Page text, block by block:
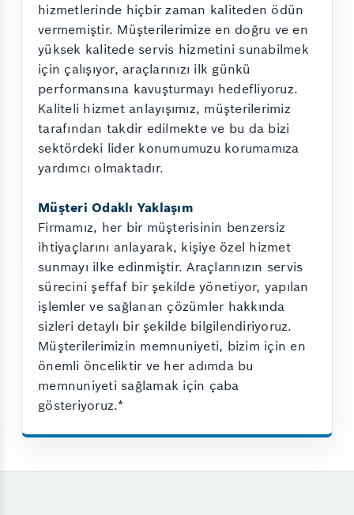
hizmetlerinde hiçbir zaman kaliteden ödün
vermemiştir. Müşterilerimize en doğru ve en
yüksek kalitede servis hizmetini sunabilmek
için çalışıyor, araçlarınızı ilk günkü
performansına kavuşturmayı hedefliyoruz.
Kaliteli hizmet anlayışımız, müşterilerimiz
tarafından takdir edilmekte ve bu da bizi
sektördeki lider konumumuzu korumamıza
yardımcı olmaktadır.
Müşteri Odaklı Yaklaşım
Firmamız, her bir müşterisinin benzersiz
ihtiyaçlarını anlayarak, kişiye özel hizmet
sunmayı ilke edinmiştir. Araçlarınızın servis
sürecini şeffaf bir şekilde yönetiyor, yapılan
işlemler ve sağlanan çözümler hakkında
sizleri detaylı bir şekilde bilgilendiriyoruz.
Müşterilerimizin memnuniyeti, bizim için en
önemli önceliktir ve her adımda bu
memnuniyeti sağlamak için çaba
gösteriyoruz.*